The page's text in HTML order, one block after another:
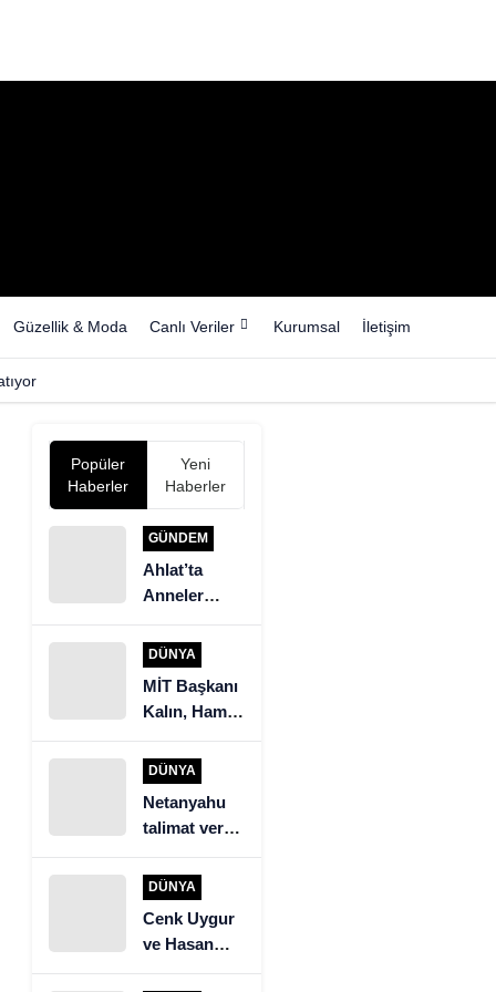
Güzellik & Moda Canlı Veriler Kurumsal İletişim
Popüler
Haberler
Yeni
Haberler
GÜNDEM
Ahlat’ta
Anneler
Günü Yemek
Yarışması
DÜNYA
MİT Başkanı
Kalın, Hamas
heyeti ile
görüştü
DÜNYA
Netanyahu
talimat verdi.
İsrail ordusu
Beyrut’un
güneyine
saldırıyor
DÜNYA
Cenk Uygur
ve Hasan
Piker’den